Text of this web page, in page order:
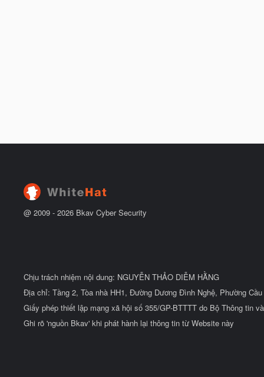
@ 2009 - 2026 Bkav Cyber Security
Chịu trách nhiệm nội dung: NGUYỄN THẢO DIỄM HẰNG
Địa chỉ: Tầng 2, Tòa nhà HH1, Đường Dương Đình Nghệ, Phường
Giấy phép thiết lập mạng xã hội số 355/GP-BTTTT do Bộ Thông tin
Ghi rõ 'nguồn Bkav' khi phát hành lại thông tin từ Website này